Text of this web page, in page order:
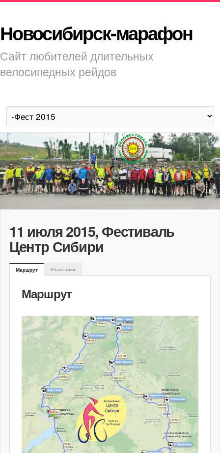
Новосибирск-марафон
Сайт любителей длительных
велосипедных рейдов
11 июля 2015, Фестиваль
Центр Сибири
Маршрут Участники
Маршрут